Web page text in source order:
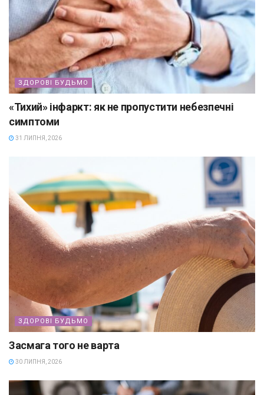
ЗДОРОВІ БУДЬМО
«Тихий» інфаркт: як не пропустити небезпечні
симптоми
31 ЛИПНЯ, 2026
ЗДОРОВІ БУДЬМО
Засмага того не варта
30 ЛИПНЯ, 2026